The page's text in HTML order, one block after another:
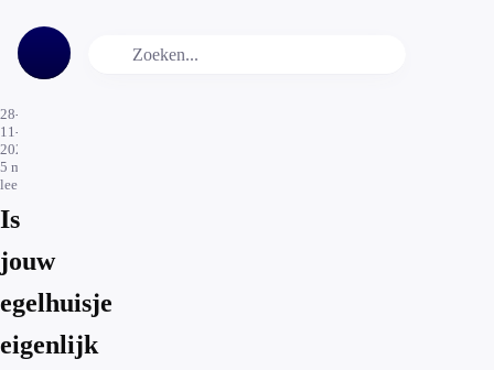
28-
11-
2025
5 min.
leestijd
Is
jouw
egelhuisje
eigenlijk